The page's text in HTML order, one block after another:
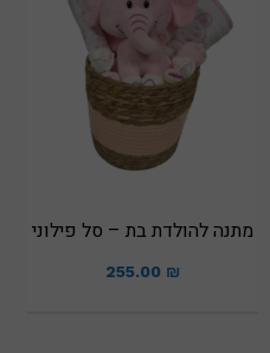
מתנה להולדת בת – סל פילוני
255.00 ₪